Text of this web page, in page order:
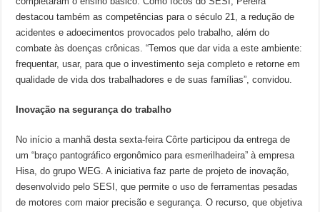
destacou também as competências para o século 21, a redução de
acidentes e adoecimentos provocados pelo trabalho, além do
combate às doenças crônicas. “Temos que dar vida a este ambiente:
frequentar, usar, para que o investimento seja completo e retorne em
qualidade de vida dos trabalhadores e de suas famílias”, convidou.
Inovação na segurança do trabalho
No início a manhã desta sexta-feira Côrte participou da entrega de
um “braço pantográfico ergonômico para esmerilhadeira” à empresa
Hisa, do grupo WEG. A iniciativa faz parte de projeto de inovação,
desenvolvido pelo SESI, que permite o uso de ferramentas pesadas
de motores com maior precisão e segurança. O recurso, que objetiva